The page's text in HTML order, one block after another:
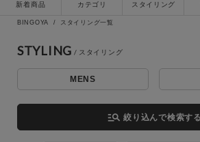
新着商品 カテゴリ スタイリング
キーワード
BINGOYA スタイリング一覧
STYLING
MENS
manage_search 絞り込んで検索する